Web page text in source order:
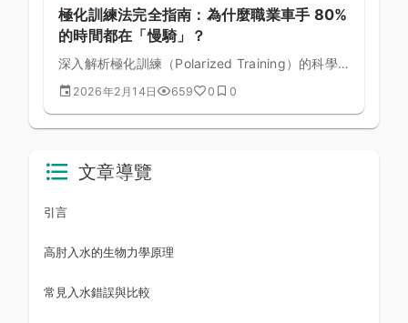
極化訓練法完全指南：為什麼職業車手 80%
的時間都在「慢騎」？
深入解析極化訓練（Polarized Training）的科學
原理，了解為什麼頂尖車手把大部分訓練時間花在
低強度，卻能獲得最大的體能提升。
2026年2月14日 659 0 0
文章導覽
引言
高肘入水的生物力學原理
常見入水錯誤與比較